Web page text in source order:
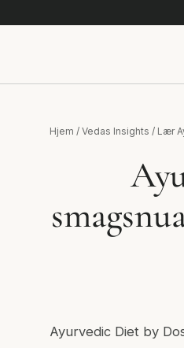
Hjem / Vedas Insights / Lær
Ayurvedic Diet by